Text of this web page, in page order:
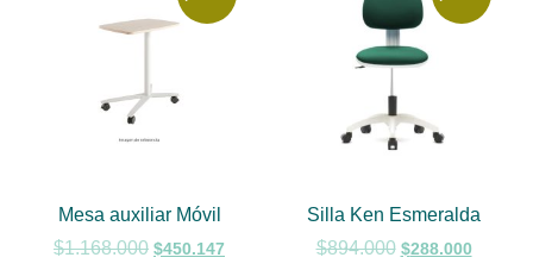
Mesa auxiliar Móvil
$1.168.000 $450.147
Silla Ken Esmeralda
$894.000 $288.000